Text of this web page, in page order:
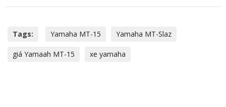
Tags: Yamaha MT-15 Yamaha MT-Slaz
giá Yamaah MT-15 xe yamaha